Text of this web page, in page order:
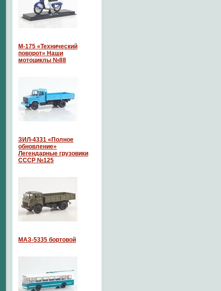
М-175 «Технический
поворот» Наши
мотоциклы №88
ЗИЛ-4331 «Полное
обновление»
Легендарные грузовики
СССР №125
МАЗ-5335 бортовой